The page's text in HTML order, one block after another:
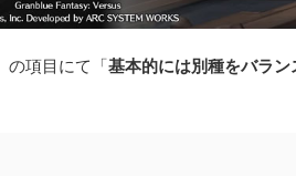
の項目にて「基本的には別種をバラン